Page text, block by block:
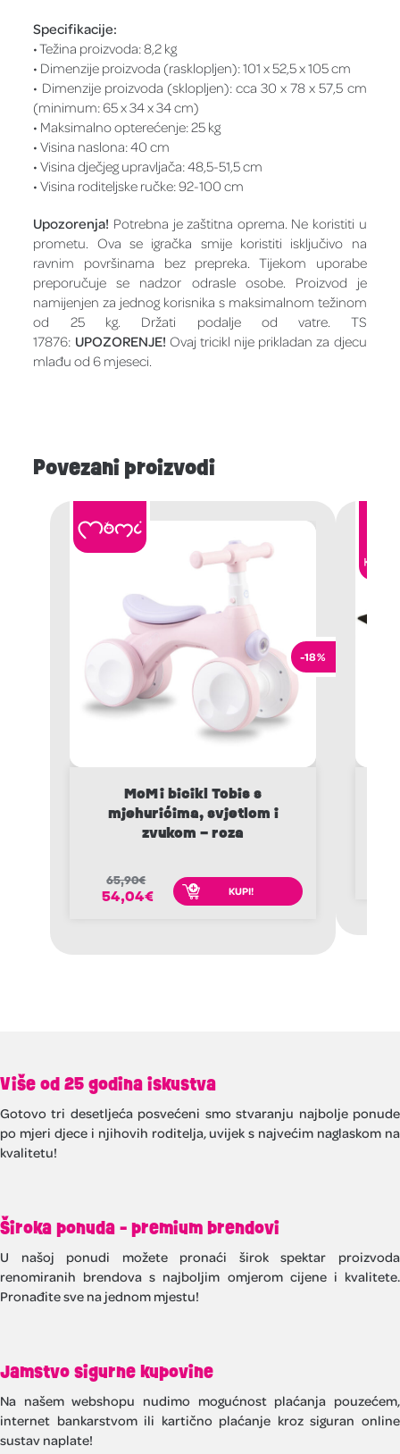
Specifikacije:
• Težina proizvoda: 8,2 kg
• Dimenzije proizvoda (rasklopljen): 101 x 52,5 x 105 cm
• Dimenzije proizvoda (sklopljen): cca 30 x 78 x 57,5 cm
(minimum: 65 x 34 x 34 cm)
• Maksimalno opterećenje: 25 kg
• Visina naslona: 40 cm
• Visina dječjeg upravljača: 48,5-51,5 cm
• Visina roditeljske ručke: 92-100 cm
Upozorenja! Potrebna je zaštitna oprema. Ne koristiti u
prometu. Ova se igračka smije koristiti isključivo na
ravnim površinama bez prepreka. Tijekom uporabe
preporučuje se nadzor odrasle osobe. Proizvod je
namijenjen za jednog korisnika s maksimalnom težinom
od 25 kg. Držati podalje od vatre. TS
17876: UPOZORENJE! Ovaj tricikl nije prikladan za djecu
mlađu od 6 mjeseci.
Povezani proizvodi
-18%
MoMi bicikl Tobis s
mjehurićima, svjetlom i
zvukom – roza
65,90€
54,04€ KUPI!
Više od 25 godina iskustva
Gotovo tri desetljeća posvećeni smo stvaranju najbolje ponude
po mjeri djece i njihovih roditelja, uvijek s najvećim naglaskom na
kvalitetu!
Široka ponuda - premium brendovi
U našoj ponudi možete pronaći širok spektar proizvoda
renomiranih brendova s najboljim omjerom cijene i kvalitete.
Pronađite sve na jednom mjestu!
Jamstvo sigurne kupovine
Na našem webshopu nudimo mogućnost plaćanja pouzećem,
internet bankarstvom ili kartično plaćanje kroz siguran online
sustav naplate!